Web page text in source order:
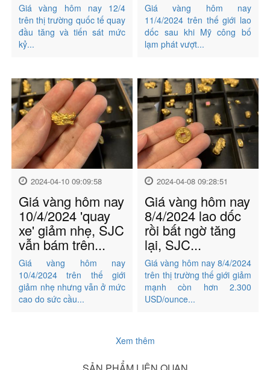
Giá vàng hôm nay 12/4
trên thị trường quốc tế quay
đầu tăng và tiến sát mức
kỷ...
Giá vàng hôm nay
11/4/2024 trên thế giới lao
dốc sau khi Mỹ công bố
lạm phát vượt...
2024-04-10 09:09:58
Giá vàng hôm nay
10/4/2024 'quay
xe' giảm nhẹ, SJC
vẫn bám trên...
Giá vàng hôm nay
10/4/2024 trên thế giới
giảm nhẹ nhưng vẫn ở mức
cao do sức cầu...
2024-04-08 09:28:51
Giá vàng hôm nay
8/4/2024 lao dốc
rồi bất ngờ tăng
lại, SJC...
Giá vàng hôm nay 8/4/2024
trên thị trường thế giới giảm
mạnh còn hơn 2.300
USD/ounce...
Xem thêm